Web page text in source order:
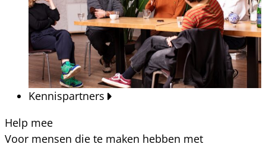
Kennispartners
Help mee
Voor mensen die te maken hebben met